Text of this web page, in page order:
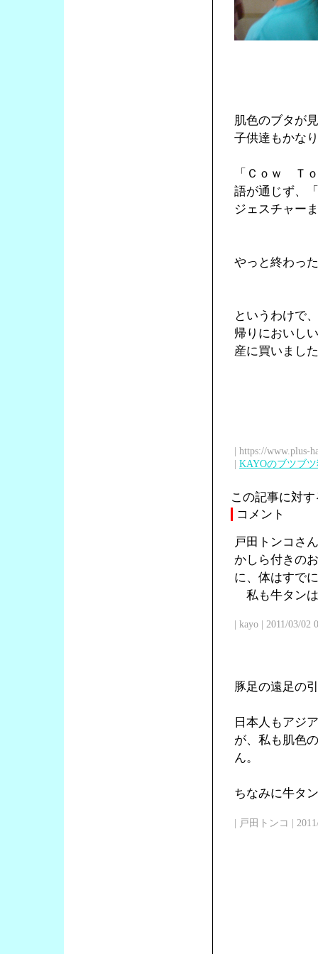
肌色のブタが
子供達もかな
「Ｃｏｗ Ｔ
語が通じず、
ジェスチャー
やっと終わっ
というわけで
帰りにおいし
産に買いまし
| https://www.plus-
| KAYOのブツブ
この記事に対
コメント
戸田トンコさ
かしら付きの
に、体はすで
私も牛タン
| kayo | 2011/03/02
豚足の遠足の
日本人もアジ
が、私も肌色
ん。
ちなみに牛タ
| 戸田トンコ |